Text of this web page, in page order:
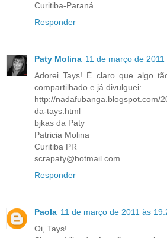
Curitiba-Paraná
Responder
Paty Molina 11 de março de
Adorei Tays! É claro que algo
compartilhado e já divulguei:
http://nadafubanga.blogspot.com/
da-tays.html
bjkas da Paty
Patricia Molina
Curitiba PR
scrapaty@hotmail.com
Responder
Paola 11 de março de 2011 às
Oi, Tays!